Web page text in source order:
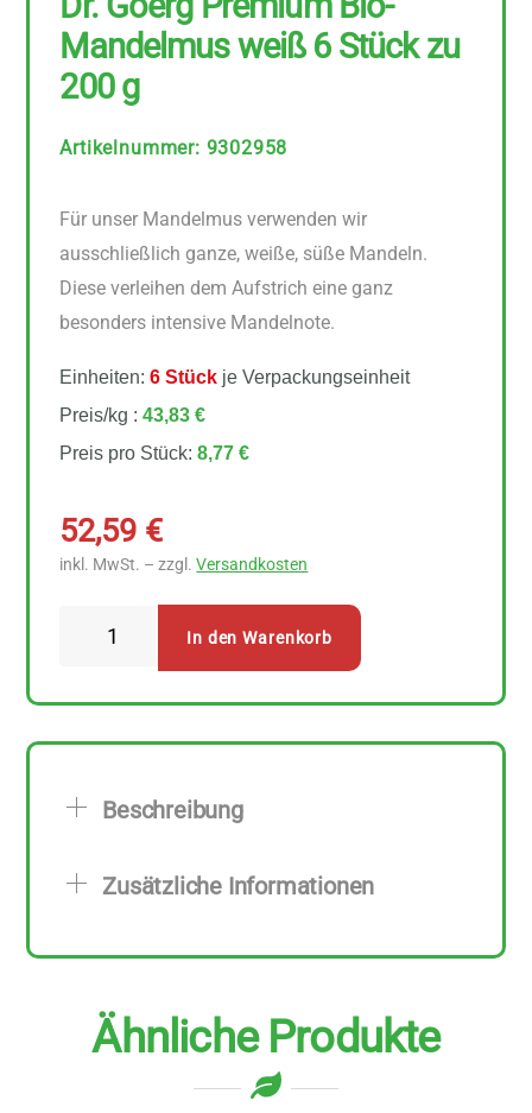
Mandelmus weiß 6 Stück zu
200 g
Artikelnummer: 9302958
Für unser Mandelmus verwenden wir
ausschließlich ganze, weiße, süße Mandeln.
Diese verleihen dem Aufstrich eine ganz
besonders intensive Mandelnote.
Einheiten:6 Stück je Verpackungseinheit
Preis/kg :43,83 €
Preis pro Stück:8,77 €
52,59 €
inkl. MwSt. – zzgl.Versandkosten
weiß
zu
g
In den Warenkorb
Beschreibung
Zusätzliche Informationen
Ähnliche Produkte